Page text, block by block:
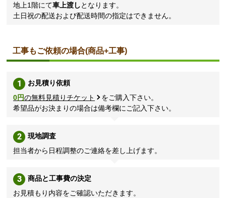
地上1階にて車上渡しとなります。
土日祝の配送および配送時間の指定はできません。
工事もご依頼の場合(商品+工事)
1
お見積り依頼
0円の無料見積りチケット
をご購入下さい。
希望品がお決まりの場合は備考欄にご記入下さい。
2
現地調査
担当者から日程調整のご連絡を差し上げます。
3
商品と工事費の決定
お見積もり内容をご確認いただきます。